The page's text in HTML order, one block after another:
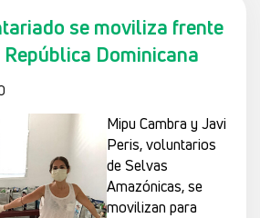
se moviliza frente
Dominicana
Mipu Cambra y Javi
Peris, voluntarios
de Selvas
Amazónicas, se
movilizan para